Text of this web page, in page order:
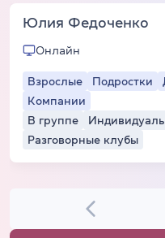
Юлия Федоченко
Онлайн
Взрослые Подростки
Компании
В группе
Разговорные клубы